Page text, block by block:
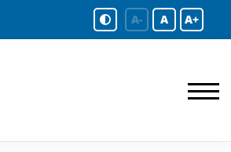
A- A A+